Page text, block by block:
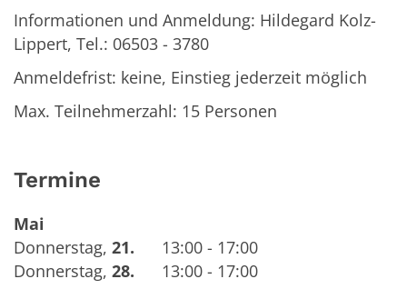
Informationen und Anmeldung: Hildegard Kolz-
Lippert, Tel.: 06503 - 3780
Anmeldefrist: keine, Einstieg jederzeit möglich
Max. Teilnehmerzahl: 15 Personen
Termine
Mai
Donnerstag, 21.
13:00 - 17:00
Donnerstag, 28.
13:00 - 17:00